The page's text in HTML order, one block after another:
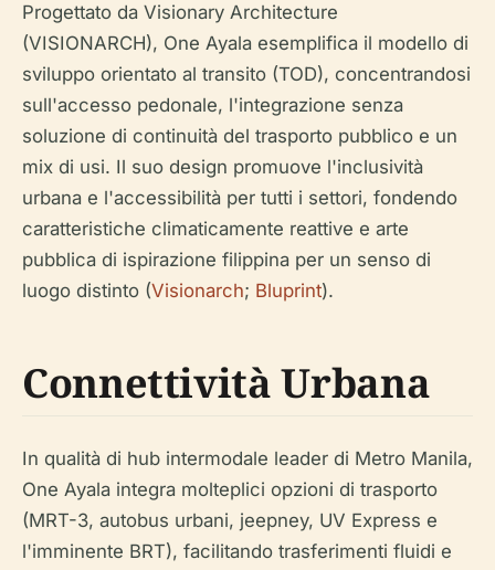
Progettato da Visionary Architecture
(VISIONARCH), One Ayala esemplifica il modello di
sviluppo orientato al transito (TOD), concentrandosi
sull'accesso pedonale, l'integrazione senza
soluzione di continuità del trasporto pubblico e un
mix di usi. Il suo design promuove l'inclusività
urbana e l'accessibilità per tutti i settori, fondendo
caratteristiche climaticamente reattive e arte
pubblica di ispirazione filippina per un senso di
luogo distinto (Visionarch; Bluprint).
Connettività Urbana
In qualità di hub intermodale leader di Metro Manila,
One Ayala integra molteplici opzioni di trasporto
(MRT-3, autobus urbani, jeepney, UV Express e
l'imminente BRT), facilitando trasferimenti fluidi e